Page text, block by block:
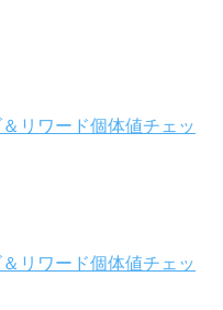
リワード個体値チェッ
リワード個体値チェッ